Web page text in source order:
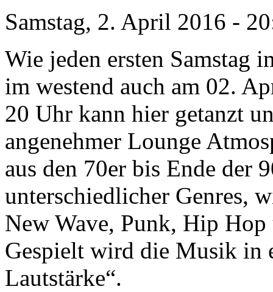
Samstag, 2. April 2016 -
Wie jeden ersten Samstag
im westend auch am 02.
20 Uhr kann hier getanzt
angenehmer Lounge
aus den 70er bis Ende der
unterschiedlicher Genres,
New Wave, Punk, Hip Hop
Gespielt wird die Musik in
Lautstärke“.